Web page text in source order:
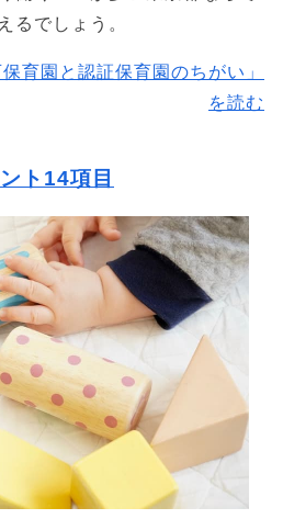
るでしょう。
育園と認証保育園のちがい」
を読む
ト14項目